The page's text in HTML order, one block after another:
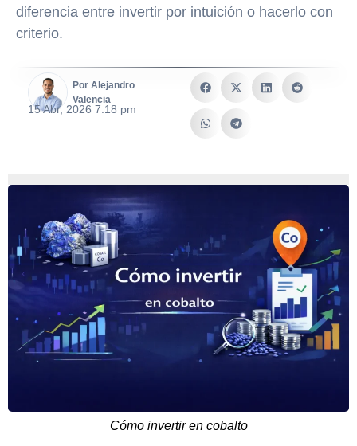
diferencia entre invertir por intuición o hacerlo con
criterio.
Por Alejandro
Valencia
15 Abr, 2026 7:18 pm
Cómo invertir en cobalto